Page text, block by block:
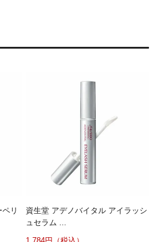
リ
資生堂 アデノバイタル アイラッシ
ュセラム ...